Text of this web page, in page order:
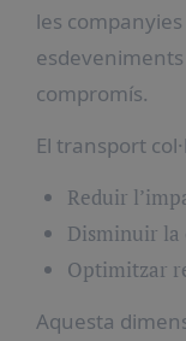
les
compromís.
El transport
Reduir
Disminuir la
Optimitzar
Aquesta